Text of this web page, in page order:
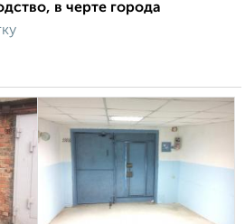
в черте города